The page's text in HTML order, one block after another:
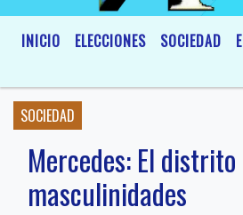
INICIO ELECCIONES SOCIEDAD
SOCIEDAD
Mercedes: El
masculinidades